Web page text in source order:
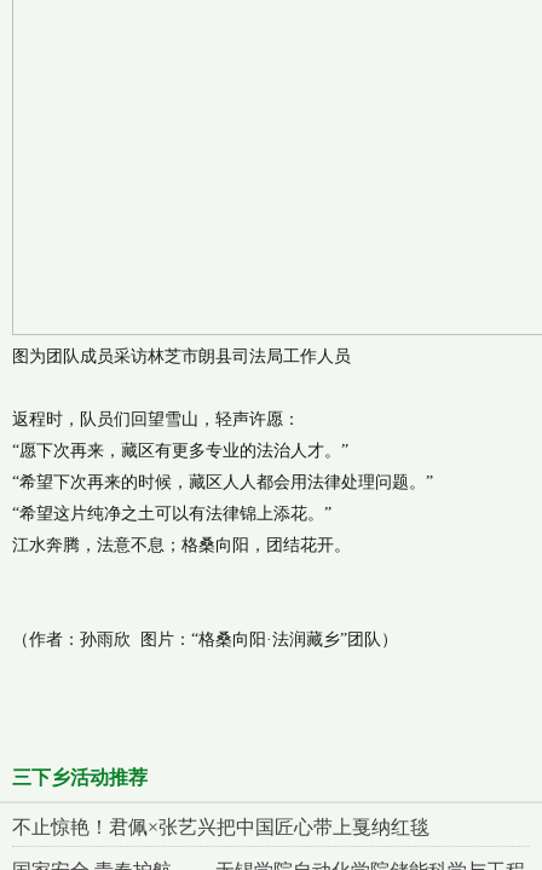
图为团队成员采访林芝市朗县司法局工作人员
返程时，队员们回望雪山，轻声许愿：
“愿下次再来，藏区有更多专业的法治人才。”
“希望下次再来的时候，藏区人人都会用法律处理问题。”
“希望这片纯净之土可以有法律锦上添花。”
江水奔腾，法意不息；格桑向阳，团结花开。
（作者：孙雨欣 图片：“格桑向阳·法润藏乡”团队）
三下乡活动推荐
不止惊艳！君佩×张艺兴把中国匠心带上戛纳红毯